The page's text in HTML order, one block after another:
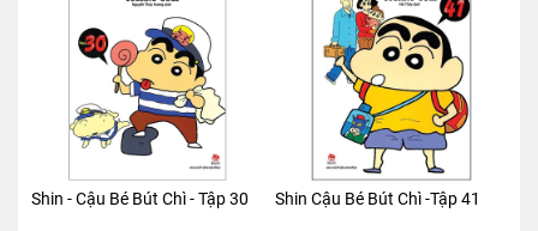
Shin - Cậu Bé Bút Chì - Tập 30 Shin Cậu Bé Bút Chì -Tập 41